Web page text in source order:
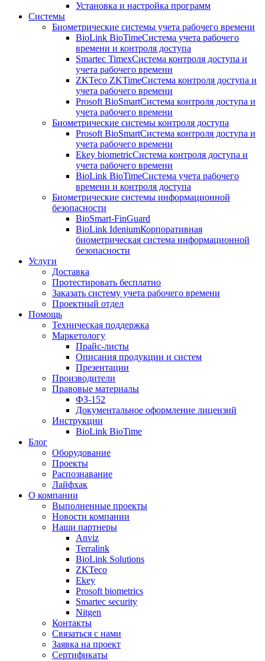
Установка и настройка программ
Системы
Биометрические системы учета рабочего времени
BioLink BioTimeСистема учета рабочего
времени и контроля доступа
Smartec TimexСистема контроля доступа и
учета рабочего времени
ZKTeco ZKTimeСистема контроля доступа и
учета рабочего времени
Prosoft BioSmartСистема контроля доступа и
учета рабочего времени
Биометрические системы контроля доступа
Prosoft BioSmartСистема контроля доступа и
учета рабочего времени
Ekey biometricСистема контроля доступа и
учета рабочего времени
BioLink BioTimeСистема учета рабочего
времени и контроля доступа
Биометрические системы информационной
безопасности
BioSmart-FinGuard
BioLink IdeniumКорпоративная
биометрическая система информационной
безопасности
Услуги
Доставка
Протестировать бесплатно
Заказать систему учета рабочего времени
Проектный отдел
Помощь
Техническая поддержка
Маркетологу
Прайс-листы
Описания продукции и систем
Презентации
Производители
Правовые материалы
ФЗ-152
Документальное оформление лицензий
Инструкции
BioLink BioTime
Блог
Оборудование
Проекты
Распознавание
Лайфхак
О компании
Выполненные проекты
Новости компании
Наши партнеры
Anviz
Terralink
BioLink Solutions
ZKTeco
Ekey
Prosoft biometrics
Smartec security
Nitgen
Контакты
Связаться с нами
Заявка на проект
Сертификаты